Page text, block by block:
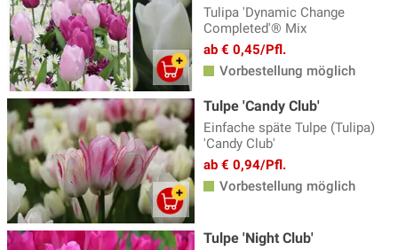
Tulipa 'Dynamic Change
Completed'® Mix
ab € 0,45/Pfl.
Vorbestellung möglich
Tulpe 'Candy Club'
Einfache späte Tulpe (Tulipa)
'Candy Club'
ab € 0,94/Pfl.
Vorbestellung möglich
Tulpe 'Night Club'